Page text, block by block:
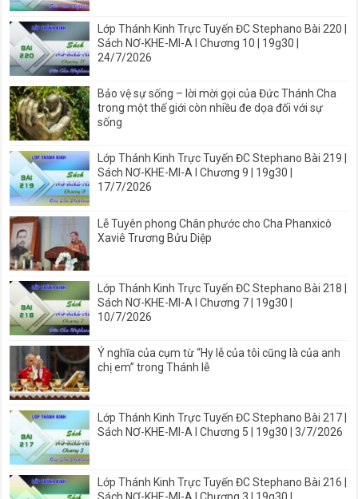
Lớp Thánh Kinh Trực Tuyến ĐC Stephano Bài 220 |
Sách NƠ-KHE-MI-A I Chương 10 | 19g30 |
24/7/2026
Bảo vệ sự sống – lời mời gọi của Đức Thánh Cha
trong một thế giới còn nhiều đe dọa đối với sự
sống
Lớp Thánh Kinh Trực Tuyến ĐC Stephano Bài 219 |
Sách NƠ-KHE-MI-A I Chương 9 | 19g30 |
17/7/2026
Lễ Tuyên phong Chân phước cho Cha Phanxicô
Xaviê Trương Bửu Diệp
Lớp Thánh Kinh Trực Tuyến ĐC Stephano Bài 218 |
Sách NƠ-KHE-MI-A I Chương 7 | 19g30 |
10/7/2026
Ý nghĩa của cụm từ “Hy lễ của tôi cũng là của anh
chị em” trong Thánh lễ
Lớp Thánh Kinh Trực Tuyến ĐC Stephano Bài 217 |
Sách NƠ-KHE-MI-A I Chương 5 | 19g30 | 3/7/2026
Lớp Thánh Kinh Trực Tuyến ĐC Stephano Bài 216 |